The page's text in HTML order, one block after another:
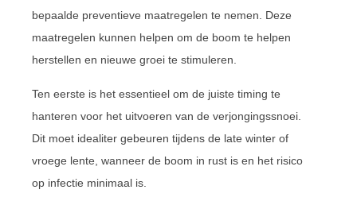
bepaalde preventieve maatregelen te nemen. Deze
maatregelen kunnen helpen om de boom te helpen
herstellen en nieuwe groei te stimuleren.
Ten eerste is het essentieel om de juiste timing te
hanteren voor het uitvoeren van de verjongingssnoei.
Dit moet idealiter gebeuren tijdens de late winter of
vroege lente, wanneer de boom in rust is en het risico
op infectie minimaal is.